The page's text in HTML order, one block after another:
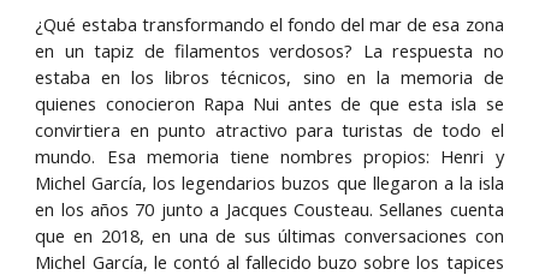
¿Qué estaba transformando el fondo del mar de esa zona
en un tapiz de filamentos verdosos? La respuesta no
estaba en los libros técnicos, sino en la memoria de
quienes conocieron Rapa Nui antes de que esta isla se
convirtiera en punto atractivo para turistas de todo el
mundo. Esa memoria tiene nombres propios: Henri y
Michel García, los legendarios buzos que llegaron a la isla
en los años 70 junto a Jacques Cousteau. Sellanes cuenta
que en 2018, en una de sus últimas conversaciones con
Michel García, le contó al fallecido buzo sobre los tapices